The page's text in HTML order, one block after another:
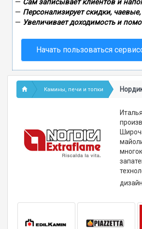
— Сам записывает клиентов и
— Персонализирует скидки,
— Увеличивает доходимость и
Начать пользоваться
Камины, печи и топки